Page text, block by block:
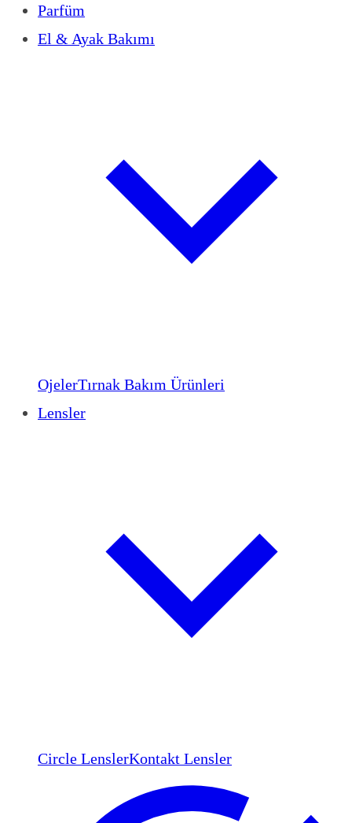
Parfüm
El & Ayak Bakımı
OjelerTırnak Bakım Ürünleri
Lensler
Circle LenslerKontakt Lensler